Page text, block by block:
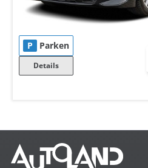
P Parken
Details